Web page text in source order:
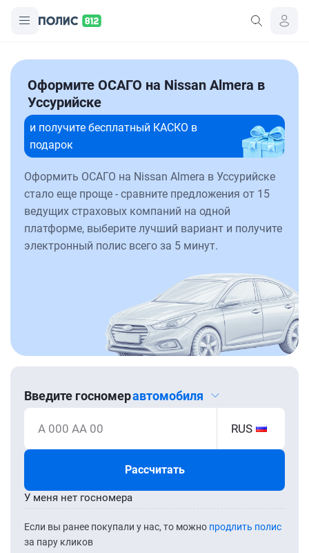
Оформите ОСАГО на Nissan Almera в
Уссурийске
и получите бесплатный КАСКО в
подарок
Оформить ОСАГО на Nissan Almera в Уссурийске
стало еще проще - сравните предложения от 15
ведущих страховых компаний на одной
платформе, выберите лучший вариант и получите
электронный полис всего за 5 минут.
Введите госномеравтомобиля
А 000 АА 00 RUS
Рассчитать
Если вы ранее покупали у нас, то можно продлить полис
за пару кликов
У меня нет госномера